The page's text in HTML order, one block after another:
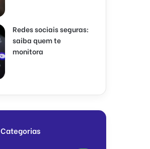
Redes sociais seguras:
saiba quem te
monitora
Categorias